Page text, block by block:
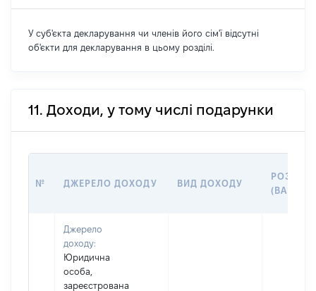
У суб'єкта декларування чи членів його сім'ї відсутні
об'єкти для декларування в цьому розділі.
11. Доходи, у тому числі подарунки
№ ДЖЕРЕЛО ДОХОДУ ВИД ДОХОДУ
РОЗМІР
Джерело
доходу:
Юридична
особа,
зареєстрована